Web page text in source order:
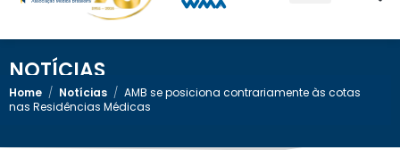
NOTÍCIAS
Home / Notícias / AMB se posiciona contrariamente às cotas
nas Residências Médicas